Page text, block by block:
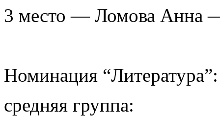
3 место — Ломова Анна
Номинация “Литература”:
средняя группа: